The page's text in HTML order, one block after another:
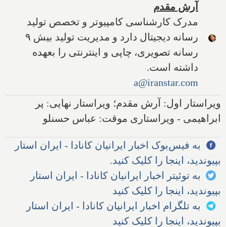
آرش مقدم
مدرک کارشناسی کامپیوتر و تخصص تولید
رسانه دیجیتال دارد و مدیریت تولید بیش ۹
رسانه تصویری، چاپی و اینترنتی را بعهده
داشته است.
a@iranstar.com
ویراستار اول: آرش مقدم؛ ویراستار نهایی: پر
ابراهیمی - ویراستاری موقت: عباس حسنلو
به فیس‌بوک اخبار ایرانیان کانادا - ایران استار
بپیوندید، اینجا را کلیک کنید.
به توئیتر اخبار ایرانیان کانادا - ایران استار
بپیوندید، اینجا را کلیک کنید
به تلگرام اخبار ایرانیان کانادا - ایران استار
بپیوندید، اینجا را کلیک کنید